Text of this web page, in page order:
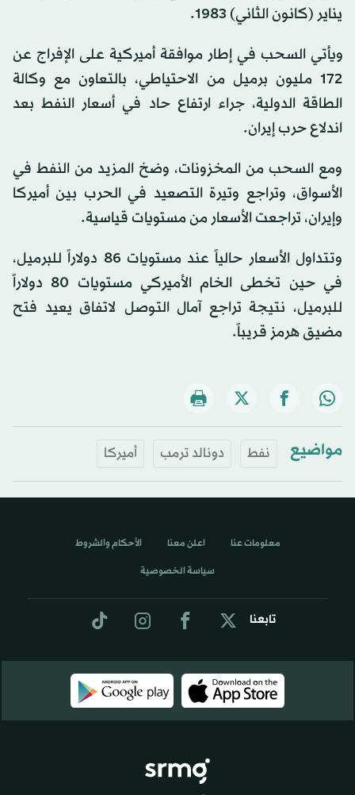
يناير (كانون الثاني) 1983.
ويأتي السحب في إطار موافقة أميركية على الإفراج عن
172 مليون برميل من الاحتياطي، بالتعاون مع وكالة
الطاقة الدولية، جراء ارتفاع حاد في أسعار النفط بعد
اندلاع حرب إيران.
ومع السحب من المخزونات، وضخ المزيد من النفط في
الأسواق، وتراجع وتيرة التصعيد في الحرب بين أميركا
وإيران، تراجعت الأسعار من مستويات قياسية.
وتتداول الأسعار حالياً عند مستويات 86 دولاراً للبرميل،
في حين تخطى الخام الأميركي مستويات 80 دولاراً
للبرميل، نتيجة تراجع آمال التوصل لاتفاق يعيد فتح
مضيق هرمز قريباً.
مواضيع نفط دونالد ترمب أميركا
تابعنا
معلومات عنا اعلن معنا الأحكام والشروط
سياسة الخصوصية